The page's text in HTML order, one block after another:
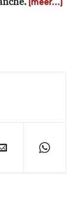
(meer…)